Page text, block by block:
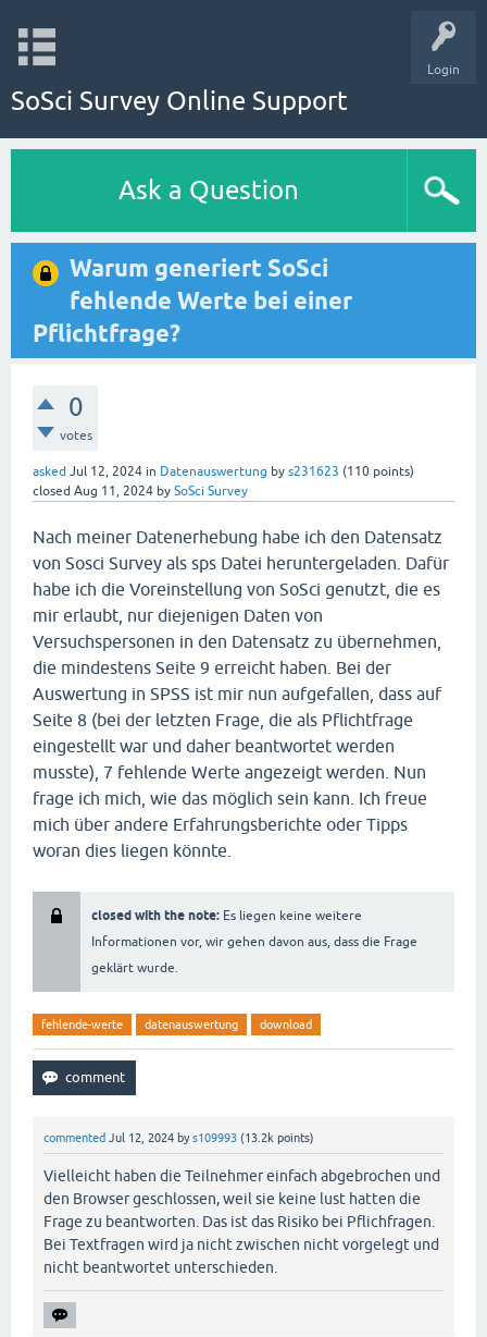
Login
SoSci Survey Online Support
Ask a Question
Warum generiert SoSci
fehlende Werte bei einer
Pflichtfrage?
0
votes
asked Jul 12, 2024 in Datenauswertung by s231623 (110 points)
closed Aug 11, 2024 by SoSci Survey
Nach meiner Datenerhebung habe ich den Datensatz
von Sosci Survey als sps Datei heruntergeladen. Dafür
habe ich die Voreinstellung von SoSci genutzt, die es
mir erlaubt, nur diejenigen Daten von
Versuchspersonen in den Datensatz zu übernehmen,
die mindestens Seite 9 erreicht haben. Bei der
Auswertung in SPSS ist mir nun aufgefallen, dass auf
Seite 8 (bei der letzten Frage, die als Pflichtfrage
eingestellt war und daher beantwortet werden
musste), 7 fehlende Werte angezeigt werden. Nun
frage ich mich, wie das möglich sein kann. Ich freue
mich über andere Erfahrungsberichte oder Tipps
woran dies liegen könnte.
closed with the note: Es liegen keine weitere
Informationen vor, wir gehen davon aus, dass die Frage
geklärt wurde.
fehlende-werte datenauswertung download
commented Jul 12, 2024 bys109993 (13.2k points)
Vielleicht haben die Teilnehmer einfach abgebrochen und
den Browser geschlossen, weil sie keine lust hatten die
Frage zu beantworten. Das ist das Risiko bei Pflichfragen.
Bei Textfragen wird ja nicht zwischen nicht vorgelegt und
nicht beantwortet unterschieden.